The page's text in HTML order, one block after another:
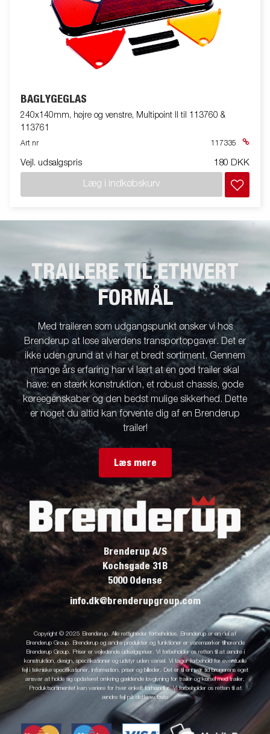
BAGLYGEGLAS
240x140mm, højre og venstre, Multipoint II til 113760 &
113761
Art nr 117335
Vejl. udsalgspris 180 DKK
Læg i indkøbskurv
TRAILERE TIL ETHVERT
FORMÅL
Med traileren som udgangspunkt ønsker vi hos
Brenderup at løse alverdens transportopgaver. Det er
ikke uden grund at vi har et bredt sortiment. Gennem
mange års erfaring har vi lært at en god trailer skal
have: en stærk konstruktion, et robust chassis, gode
køreegenskaber og den bedst mulige sikkerhed. Dette
er noget du altid kan forvente dig af en Brenderup
trailer!
Læs mere
Brenderup A/S
Kochsgade 31B
5000 Odense
info.dk@brenderupgroup.com
Copyright © 2025 Brenderup. Alle rettigheder forbeholdes. Brenderup er en del af
Brenderup Group. Brenderup og andre produkter og funktioner er varemærker tilhørende
Brenderup Group. Priser er vejledende udsalgspriser. Vi forbeholder os retten til at ændre i
konstruktion, design, specifikationer og udstyr uden varsel. Vi tager forbehold for eventuelle
fejl i tekniske specifikationer, information, priser og billeder. Det er til enhver tid brugerens eget
ansvar at holde sig opdateret omkring gældende lovgivning for trailer og kørsel med trailer.
Produktsortimentet kan variere for hver enkelt forhandler. Vi forbeholder os retten til at
ændre fejl på dette website